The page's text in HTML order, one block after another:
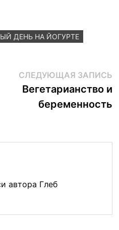
ДЕНЬ НА ЙОГУРТЕ
СЛЕДУЮЩАЯ ЗАПИСЬ
Вегетарианство и
беременность
автора Глеб